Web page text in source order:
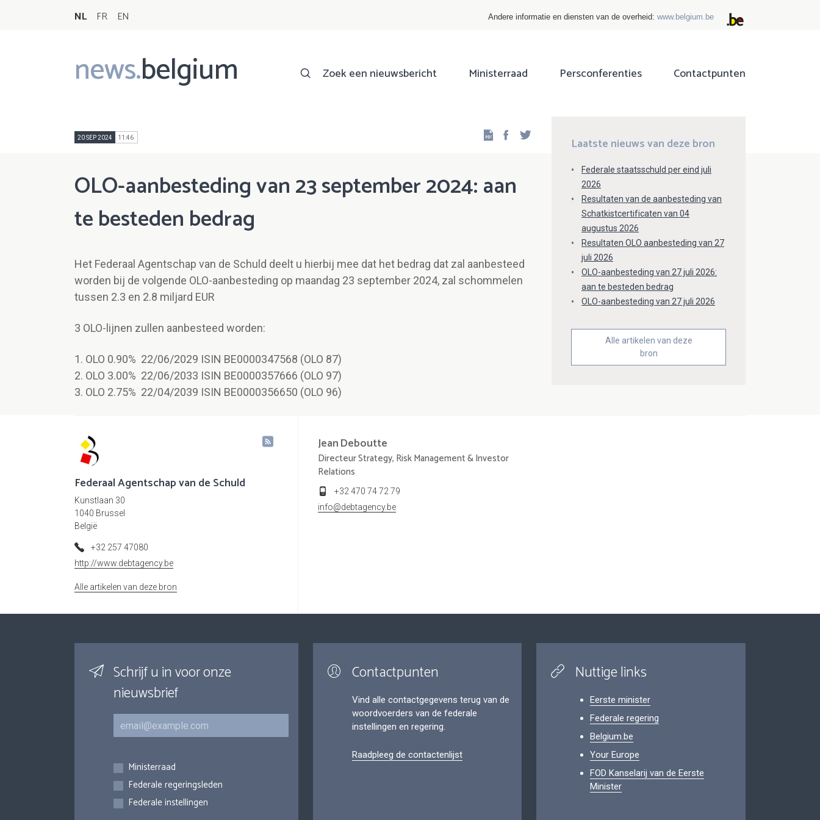
NL FR EN Andere informatie en diensten van de overheid: www.belgium.be
news.belgium
Main
navigation
Zoek een nieuwsbericht Ministerraad Persconferenties Contactpunten
20 SEP 2024 11:46 Facebook
OLO-aanbesteding van 23 september 2024: aan
te besteden bedrag
Het Federaal Agentschap van de Schuld deelt u hierbij mee dat het bedrag dat zal aanbesteed
worden bij de volgende OLO-aanbesteding op maandag 23 september 2024, zal schommelen
tussen 2.3 en 2.8 miljard EUR
3 OLO-lijnen zullen aanbesteed worden:
1. OLO 0.90% 22/06/2029 ISIN BE0000347568 (OLO 87)
2. OLO 3.00% 22/06/2033 ISIN BE0000357666 (OLO 97)
3. OLO 2.75% 22/04/2039 ISIN BE0000356650 (OLO 96)
Laatste nieuws van deze bron
Federale staatsschuld per eind juli
2026
Resultaten van de aanbesteding van
Schatkistcertificaten van 04
augustus 2026
Resultaten OLO aanbesteding van 27
juli 2026
OLO-aanbesteding van 27 juli 2026:
aan te besteden bedrag
OLO-aanbesteding van 27 juli 2026
Alle artikelen van deze
bron
Federaal Agentschap van de Schuld
Kunstlaan 30
1040 Brussel
België
+32 257 47080
http://www.debtagency.be
Alle artikelen van deze bron
JeanDeboutte
Directeur Strategy, Risk Management & Investor
Relations
+32 470 74 72 79
info@debtagency.be
Schrijf u in voor onze
nieuwsbrief
E-mail
Inschrijvingen
Ministerraad
Federale regeringsleden
Federale instellingen
Contactpunten
Vind alle contactgegevens terug van de
woordvoerders van de federale
instellingen en regering.
Raadpleeg de contactenlijst
Nuttige links
Eerste minister
Federale regering
Belgium.be
Your Europe
FOD Kanselarij van de Eerste
Minister